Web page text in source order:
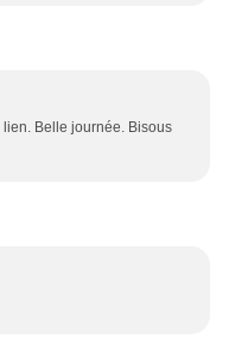
Belle journée. Bisous